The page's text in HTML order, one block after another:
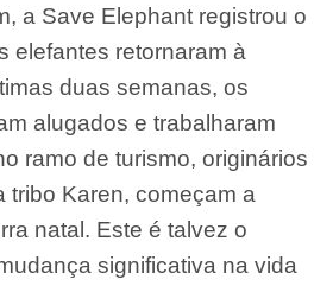
a Save Elephant registrou o
elefantes retornaram à
duas semanas, os
alugados e trabalharam
ramo de turismo, originários
tribo Karen, começam a
natal. Este é talvez o
significativa na vida